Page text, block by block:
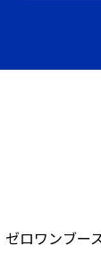
ゼロワンブー